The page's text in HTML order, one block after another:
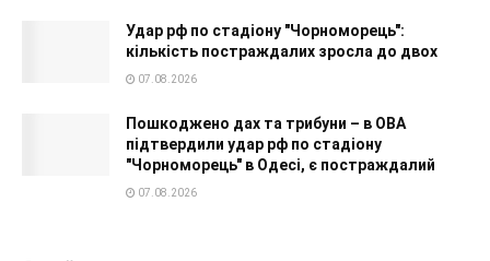
Удар рф по стадіону "Чорноморець":
кількість постраждалих зросла до двох
07.08.2026
Пошкоджено дах та трибуни – в ОВА
підтвердили удар рф по стадіону
"Чорноморець" в Одесі, є постраждалий
07.08.2026